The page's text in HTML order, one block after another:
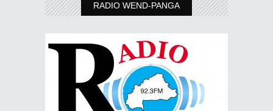
RADIO WEND-PANGA